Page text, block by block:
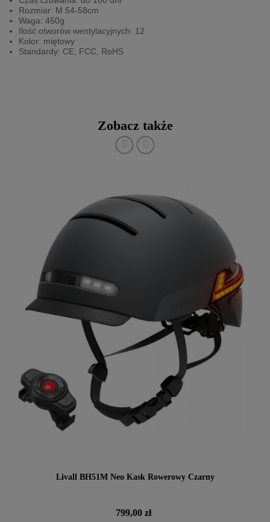
Rozmiar: M 54-58cm
Waga: 450g
Ilość otworów wentylacyjnych: 12
Kolor: miętowy
Standardy: CE, FCC, RoHS
Zobacz także
Livall BH51M Neo Kask Rowerowy Czarny
Cena
799,00 zł